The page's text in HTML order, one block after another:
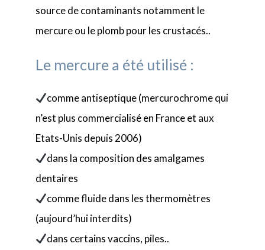
source de contaminants notamment le
mercure ou le plomb pour les crustacés..
Le mercure a été utilisé :
comme antiseptique (mercurochrome qui
n’est plus commercialisé en France et aux
Etats-Unis depuis 2006)
dans la composition des amalgames
dentaires
comme fluide dans les thermomètres
(aujourd’hui interdits)
dans certains vaccins, piles..